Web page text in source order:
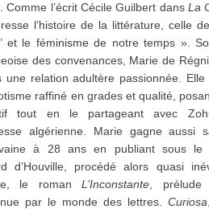
Comme l’écrit Cécile Guilbert dans La
l’histoire de la littérature, celle
et le féminisme de notre temps ».
des convenances, Marie de
une relation adultère passionnée. Elle
raffiné en grades et qualité,
tout en le partageant avec
algérienne. Marie gagne aussi
à 28 ans en publiant sous le
d’Houville, procédé alors quasi
le romanL’Inconstante ,
par le monde des lettres. Curiosa